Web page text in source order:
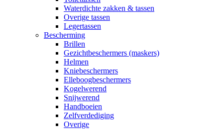
Waterdichte zakken & tassen
Overige tassen
Legertassen
Bescherming
Brillen
Gezichtbeschermers (maskers)
Helmen
Kniebeschermers
Elleboogbeschermers
Kogelwerend
Snijwerend
Handboeien
Zelfverdediging
Overige